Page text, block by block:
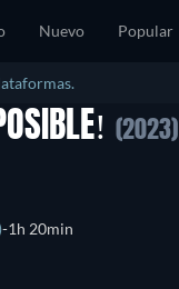
Nuevo Popular
(2023)
1h 20min